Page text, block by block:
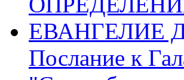
ЕВАНГЕЛИЕ
Послание к